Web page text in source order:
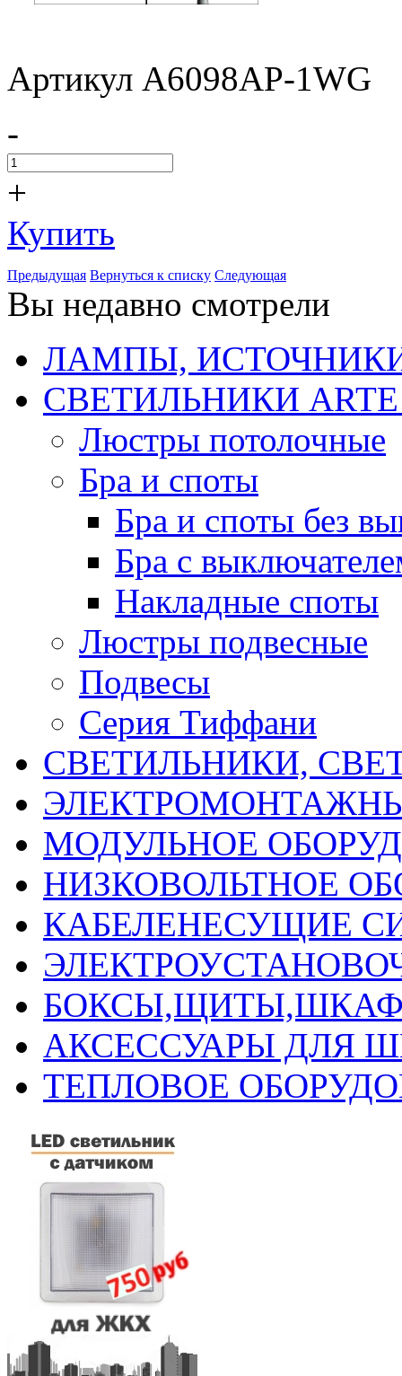
Артикул A6098AP-1WG
-
+
Купить
Предыдущая Вернуться к списку Следующая
Вы недавно смотрели
ЛАМПЫ,
СВЕТИЛЬНИКИ ARTE
Люстры потолочные
Бра и споты
Бра и споты без
Бра с
Накладные споты
Люстры подвесные
Подвесы
Серия Тиффани
СВЕТИЛЬНИКИ,
МОДУЛЬНОЕ
НИЗКОВОЛЬТНОЕ
КАБЕЛЕНЕСУЩИЕ
АКСЕССУАРЫ ДЛЯ
ТЕПЛОВОЕ